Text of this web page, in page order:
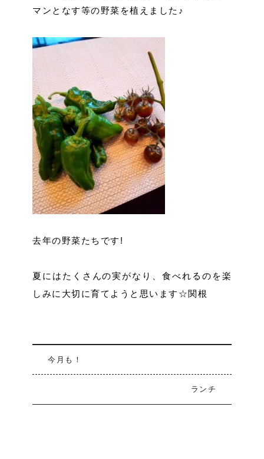
マンとなす等の野菜を植えました♪
去年の野菜たちです!
夏にはたくさんの実がなり、食べれるのを楽
しみに大切に育てようと思います☆関根
今月も！
ランチ